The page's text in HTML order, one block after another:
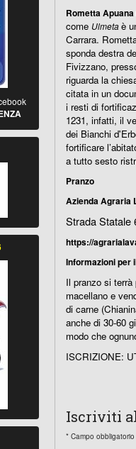
Rometta Apuana
come Ulmetaè
Carrara.
sponda destra
Fivizzano,
riguarda la
citata in un
i resti di
1231, infatti, il
dei Bianchi
fortificare
a tutto sesto
Pranzo
Azienda Agraria
Strada Statale
https://
Informazioni per
Il pranzo si terrà
macellano e
di carne
anche di 30-60
modo che
ISCRIZIONE:
Iscriviti
* Campo obbligatorio